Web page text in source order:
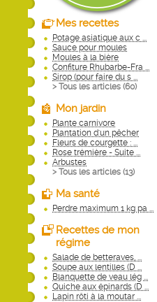
Mes recettes
Potage asiatique aux c ...
Sauce pour moules
Moules à la bière
Confiture Rhubarbe-Fra ...
Sirop (pour faire du s ...
> Tous les articles (60)
Mon jardin
Plante carnivore
Plantation d'un pêcher
Fleurs de courgette : ...
Rose trémière - Suite ...
Arbustes
> Tous les articles (13)
Ma santé
Perdre maximum 1 kg pa ...
Recettes de mon
régime
Salade de betteraves, ...
Soupe aux lentilles (D ...
Blanquette de veau lég ...
Quiche aux épinards (D ...
Lapin rôti à la moutar ...